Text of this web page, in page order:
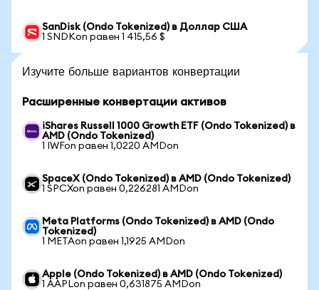
SanDisk (Ondo Tokenized) в Доллар США
1 SNDKon равен 1 415,56 $
Изучите больше вариантов конвертации
Расширенные конвертации активов
iShares Russell 1000 Growth ETF (Ondo Tokenized) в
AMD (Ondo Tokenized)
1 IWFon равен 1,0220 AMDon
SpaceX (Ondo Tokenized) в AMD (Ondo Tokenized)
1 SPCXon равен 0,226281 AMDon
Meta Platforms (Ondo Tokenized) в AMD (Ondo
Tokenized)
1 METAon равен 1,1925 AMDon
Apple (Ondo Tokenized) в AMD (Ondo Tokenized)
1 AAPLon равен 0,631875 AMDon